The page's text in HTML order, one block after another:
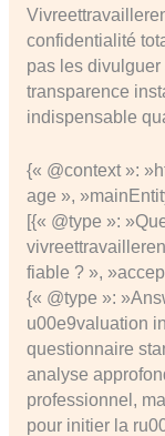
confidentialité
pas les
transparence
indispensable
{« @context »:
age »,
[{« @type »:
fiable ? »,
{« @type »:
u00e9valuation
questionnaire
analyse
professionnel,
pour initier la